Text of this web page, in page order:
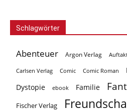
Schlagwörter
Abenteuer Argon Verlag
Carlsen Verlag Comic Comic Roman
Dystopie ebook Familie
Fischer Verlag